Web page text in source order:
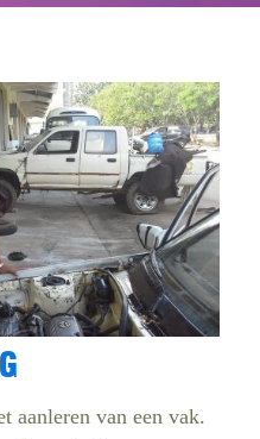
aanleren van een vak.